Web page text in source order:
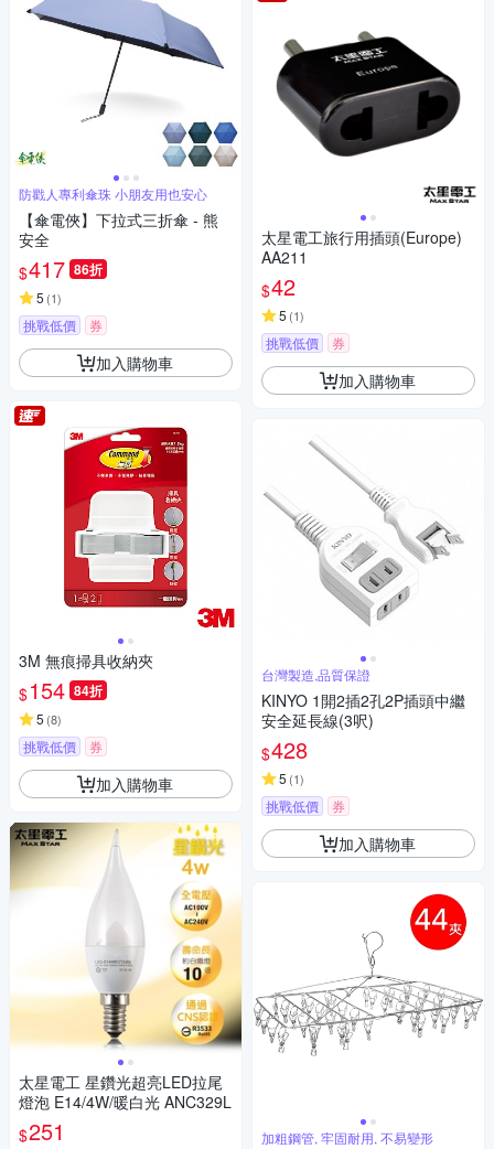
防戳人專利傘珠 小朋友用也安心
【傘電俠】下拉式三折傘 - 熊
安全
$417 86折
5 (1)
挑戰低價 券
加入購物車
3M 無痕掃具收納夾
$154 84折
5 (8)
挑戰低價 券
加入購物車
太星電工 星鑽光超亮LED拉尾
燈泡 E14/4W/暖白光 ANC329L
$251
太星電工旅行用插頭(Europe)
AA211
$42
5 (1)
挑戰低價 券
加入購物車
台灣製造,品質保證
KINYO 1開2插2孔2P插頭中繼
安全延長線(3呎)
$428
5 (1)
挑戰低價 券
加入購物車
加粗鋼管, 牢固耐用, 不易變形